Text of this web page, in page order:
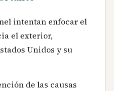
intentan enfocar el
el exterior,
Unidos y su
de las causas